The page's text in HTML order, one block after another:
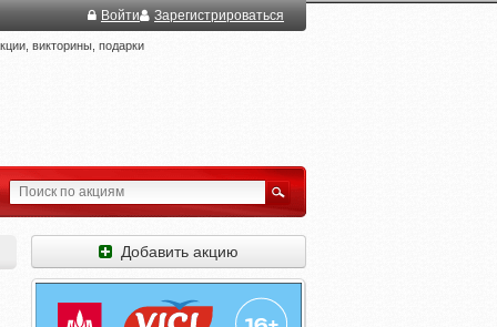
Войти Зарегистрироваться
викторины, подарки
Добавить акцию